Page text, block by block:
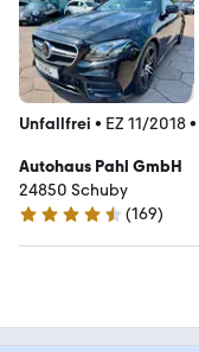
Unfallfrei • EZ 11/2018•
Autohaus Pahl GmbH
24850 Schuby
4.4 Sterne
(169)